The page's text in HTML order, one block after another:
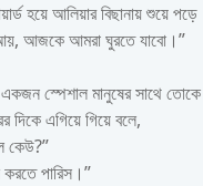
হয়ে আলিয়ার বিছানায় শুয়ে
আজকে আমরা ঘুরতে যাবো।”
স্পেশাল মানুষের সাথে তোকে
দিকে এগিয়ে গিয়ে বলে,
কেউ?”
পারিস।”